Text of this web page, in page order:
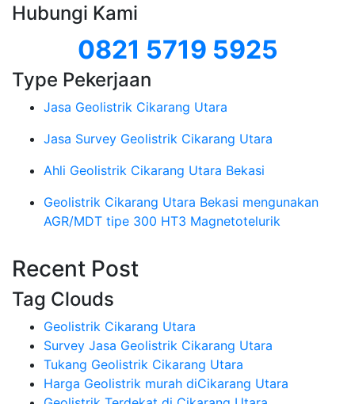
Hubungi Kami
0821 5719 5925
Type Pekerjaan
Jasa Geolistrik Cikarang Utara
Jasa Survey Geolistrik Cikarang Utara
Ahli Geolistrik Cikarang Utara Bekasi
Geolistrik Cikarang Utara Bekasi mengunakan
AGR/MDT tipe 300 HT3 Magnetotelurik
Recent Post
Tag Clouds
Geolistrik Cikarang Utara
Survey Jasa Geolistrik Cikarang Utara
Tukang Geolistrik Cikarang Utara
Harga Geolistrik murah diCikarang Utara